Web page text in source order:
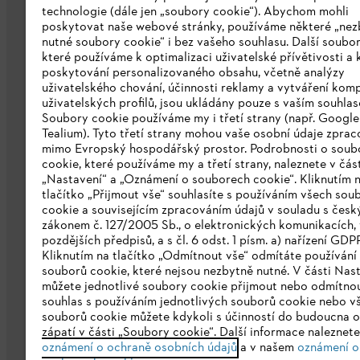
Společnost
O nás
Stáhnout katalog
Oznamovací systém STIHL
Ochrana osobních údajů Právní
technologie (dále jen „soubory cookie“). Abychom mohli
poskytovat naše webové stránky, používáme některé
nutné soubory cookie“ i bez vašeho souhlasu. Další
které používáme k optimalizaci uživatelské přívětivosti a
poskytování personalizovaného obsahu, včetně analýzy
uživatelského chování, účinnosti reklamy a vytváření
uživatelských profilů, jsou ukládány pouze s vaším
Soubory cookie používáme my i třetí strany (např.
Tealium). Tyto třetí strany mohou vaše osobní údaje
mimo Evropský hospodářský prostor. Podrobnosti o
cookie, které používáme my a třetí strany, naleznete v
„Nastavení“ a „Oznámení o souborech cookie“. Kliknutím
tlačítko „Přijmout vše“ souhlasíte s používáním všech
cookie a souvisejícím zpracováním údajů v souladu s
zákonem č. 127/2005 Sb., o elektronických komunikacích,
pozdějších předpisů, a s čl. 6 odst. 1 písm. a) nařízení
Kliknutím na tlačítko „Odmítnout vše“ odmítáte používání
souborů cookie, které nejsou nezbytně nutné. V části
můžete jednotlivé soubory cookie přijmout nebo
souhlas s používáním jednotlivých souborů cookie nebo
souborů cookie můžete kdykoli s účinností do budoucna
zápatí v části „Soubory cookie“. Další informace
oznámení o ochraně osobních údajůa v našem oznámení o